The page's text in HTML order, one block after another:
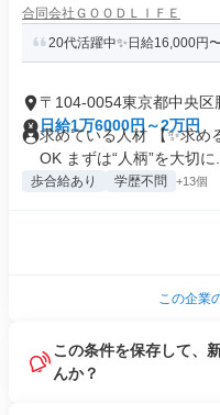
合同会社ＧＯＯＤＬＩＦＥ
20代活躍中✨日給16,000円
〒104-0054東京都中央区
日給1万6000円～2万円
求めている人材 【✨求め
OK まずは“人柄”を大切に...
歩合給あり 学歴不問 +13個
この企業
この条件を保存して、
んか？